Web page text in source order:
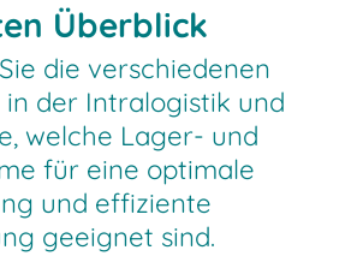
Überblick
die verschiedenen
der Intralogistik und
welche Lager- und
für eine optimale
und effiziente
geeignet sind.